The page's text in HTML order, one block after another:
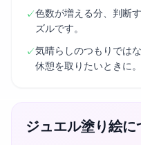
✓色数が増える分、判断
ズルです。
✓気晴らしのつもりでは
休憩を取りたいときに。
ジュエル塗り絵に